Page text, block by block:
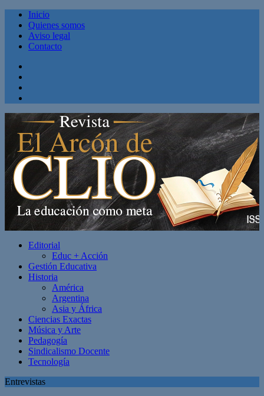
Inicio
Quienes somos
Aviso legal
Contacto
Editorial
Educ + Acción
Gestión Educativa
Historia
América
Argentina
Asia y África
Ciencias Exactas
Música y Arte
Pedagogía
Sindicalismo Docente
Tecnología
Entrevistas